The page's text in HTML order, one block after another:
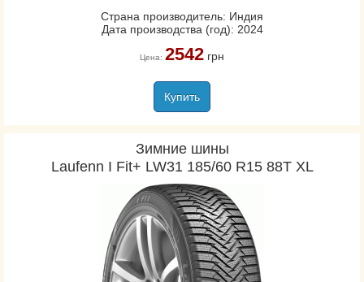
Страна производитель: Индия
Дата производства (год): 2024
Цена: 2542грн
Купить
Зимние шины
Laufenn I Fit+ LW31 185/60 R15 88T XL